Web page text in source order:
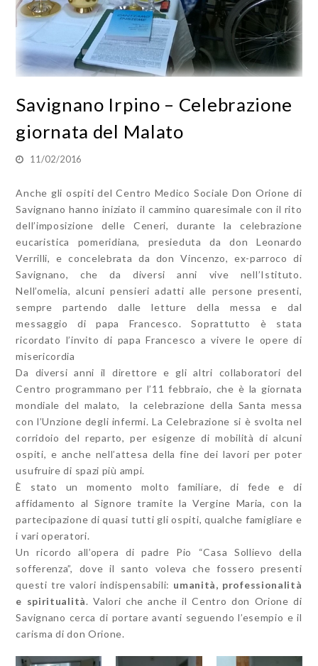
Savignano Irpino – Celebrazione
giornata del Malato
11/02/2016
Anche gli ospiti del Centro Medico Sociale Don Orione di
Savignano hanno iniziato il cammino quaresimale con il rito
dell’imposizione delle Ceneri, durante la celebrazione
eucaristica pomeridiana, presieduta da don Leonardo
Verrilli, e concelebrata da don Vincenzo, ex-parroco di
Savignano, che da diversi anni vive nell’Istituto.
Nell’omelia, alcuni pensieri adatti alle persone presenti,
sempre partendo dalle letture della messa e dal
messaggio di papa Francesco. Soprattutto è stata
ricordato l’invito di papa Francesco a vivere le opere di
misericordia
Da diversi anni il direttore e gli altri collaboratori del
Centro programmano per l’11 febbraio, che è la giornata
mondiale del malato, la celebrazione della Santa messa
con l’Unzione degli infermi. La Celebrazione si è svolta nel
corridoio del reparto, per esigenze di mobilità di alcuni
ospiti, e anche nell’attesa della fine dei lavori per poter
usufruire di spazi più ampi.
È stato un momento molto familiare, di fede e di
affidamento al Signore tramite la Vergine Maria, con la
partecipazione di quasi tutti gli ospiti, qualche famigliare e
i vari operatori.
Un ricordo all’opera di padre Pio “Casa Sollievo della
sofferenza”, dove il santo voleva che fossero presenti
questi tre valori indispensabili: umanità, professionalità
e spiritualità. Valori che anche il Centro don Orione di
Savignano cerca di portare avanti seguendo l’esempio e il
carisma di don Orione.